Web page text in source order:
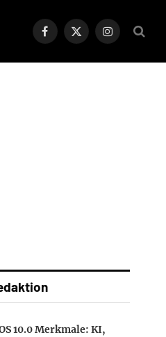
Facebook
X
Instagram
10.0 Merkmale: KI,